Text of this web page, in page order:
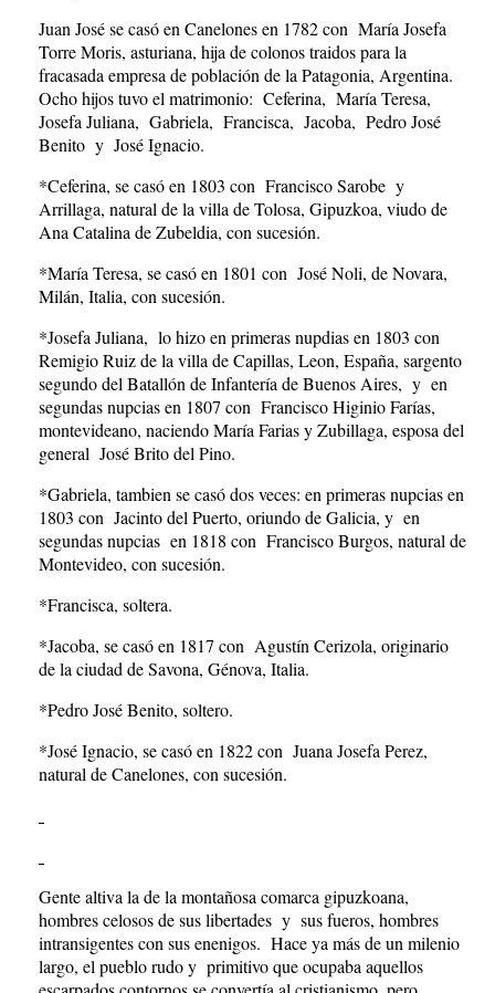
Juan José se casó en Canelones en 1782 con María Josefa
Torre Moris, asturiana, hija de colonos traidos para la
fracasada empresa de población de la Patagonia, Argentina.
Ocho hijos tuvo el matrimonio: Ceferina, María Teresa,
Josefa Juliana, Gabriela, Francisca, Jacoba, Pedro José
Benito y José Ignacio.
*Ceferina, se casó en 1803 con Francisco Sarobe y
Arrillaga, natural de la villa de Tolosa, Gipuzkoa, viudo de
Ana Catalina de Zubeldia, con sucesión.
*María Teresa, se casó en 1801 con José Noli, de Novara,
Milán, Italia, con sucesión.
*Josefa Juliana, lo hizo en primeras nupdias en 1803 con
Remigio Ruiz de la villa de Capillas, Leon, España, sargento
segundo del Batallón de Infantería de Buenos Aires, y en
segundas nupcias en 1807 con Francisco Higinio Farías,
montevideano, naciendo María Farias y Zubillaga, esposa del
general José Brito del Pino.
*Gabriela, tambien se casó dos veces: en primeras nupcias en
1803 con Jacinto del Puerto, oriundo de Galicia, y en
segundas nupcias en 1818 con Francisco Burgos, natural de
Montevideo, con sucesión.
*Francisca, soltera.
*Jacoba, se casó en 1817 con Agustín Cerizola, originario
de la ciudad de Savona, Génova, Italia.
*Pedro José Benito, soltero.
*José Ignacio, se casó en 1822 con Juana Josefa Perez,
natural de Canelones, con sucesión.
Gente altiva la de la montañosa comarca gipuzkoana,
hombres celosos de sus libertades y sus fueros, hombres
intransigentes con sus enenigos. Hace ya más de un milenio
largo, el pueblo rudo y primitivo que ocupaba aquellos